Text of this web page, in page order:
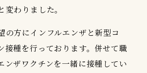
変わりました。
の方にインフルエンザと新型コ
接種を行っております。併せて職
ンザワクチンを一緒に接種してい